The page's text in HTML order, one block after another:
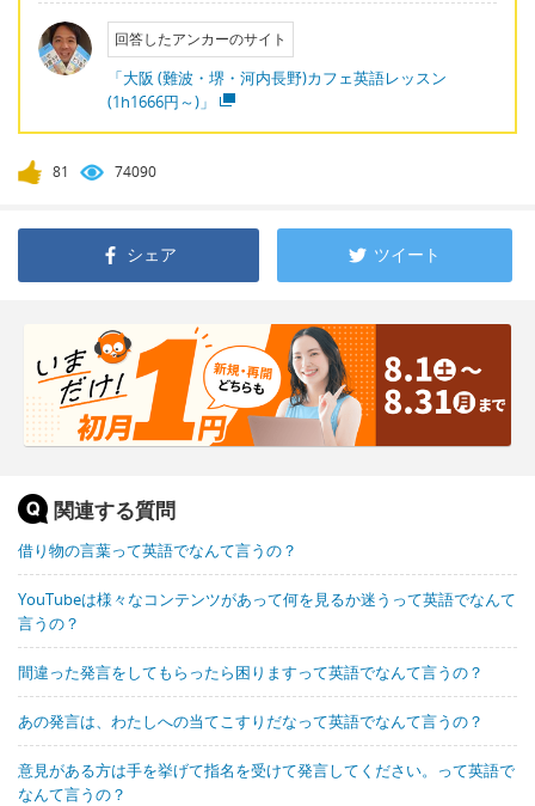
回答したアンカーのサイト
「大阪 (難波・堺・河内長野)カフェ英語レッスン
(1h1666円～)」
81 74090
シェア ツイート
関連する質問
借り物の言葉って英語でなんて言うの？
YouTubeは様々なコンテンツがあって何を見るか迷うって英語でなんて
言うの？
間違った発言をしてもらったら困りますって英語でなんて言うの？
あの発言は、わたしへの当てこすりだなって英語でなんて言うの？
意見がある方は手を挙げて指名を受けて発言してください。って英語で
なんて言うの？